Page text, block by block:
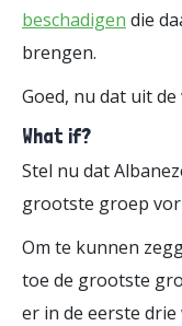
beschadigen die
brengen.
Goed, nu dat uit de
What if?
Stel nu dat
grootste groep
Om te kunnen
toe de grootste
er in de eerste drie